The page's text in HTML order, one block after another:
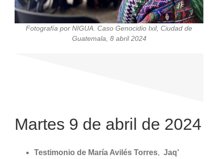
Fotografía por NIGUA. Caso Genocidio Ixil, Ciudad de
Guatemala, 8 abril 2024
Martes 9 de abril de 2024
Testimonio de María Avilés Torres, Jaq’